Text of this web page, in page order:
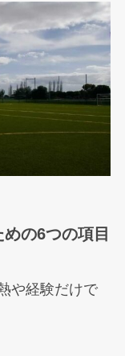
の6つの項目
や経験だけで